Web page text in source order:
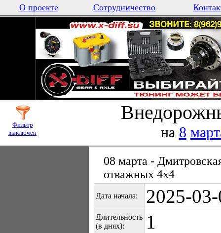
О проекте Сотрудничество
Фильтр
выключен
на 8
08 марта -
отважных 4х4
Дата начала: 2025-
Длительность
(в днях):
1